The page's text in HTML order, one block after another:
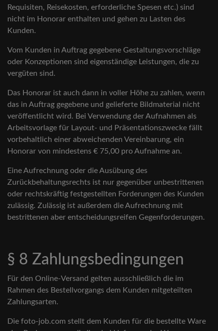
Requisiten, Reisekosten, erforderliche Spesen etc.) sind
nicht im Honorar enthalten und gehen zu Lasten des
Kunden.
Vom Kunden in Auftrag gegebene Gestaltungsvorschläge
oder Konzeptionen sind eigenständige Leistungen, die zu
vergüten sind.
Das Honorar ist auch dann in voller Höhe zu zahlen, wenn
das in Auftrag gegebene und gelieferte Bildmaterial nicht
veröffentlicht wird. Bei Verwendung der Aufnahmen als
Arbeitsvorlage für Layout- und Präsentationszwecke fällt
vorbehaltlich einer abweichenden Vereinbarung, ein
Honorar von mindestens € 75,00 pro Aufnahme an.
Eine Aufrechnung oder die Ausübung des
Zurückbehaltungsrechts ist nur gegenüber unbestrittenen
oder rechtskräftig festgestellten Forderungen des Kunden
zulässig. Zulässig ist außerdem die Aufrechnung mit
bestrittenen aber entscheidungsreifen Gegenforderungen.
§ 8 Zahlungsbedingungen
Für den Online-Versand gelten ausschließlich die im
Rahmen des Bestellvorgangs dem Kunden mitgeteilten
Zahlungsarten.
Die foto-job.com stellt dem Kunden für die bestellte Ware